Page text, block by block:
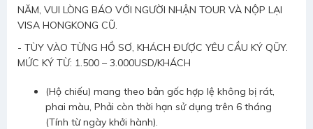
NĂM, VUI LÒNG BÁO VỚI NGƯỜI NHẬN TOUR VÀ NỘP LẠI
VISA HONGKONG CŨ.
- TÙY VÀO TỪNG HỒ SƠ, KHÁCH ĐƯỢC YÊU CẦU KÝ QŨY.
MỨC KÝ TỪ: 1.500 – 3.000USD/KHÁCH
(Hộ chiếu) mang theo bản gốc hợp lệ không bị rát,
phai màu, Phải còn thời hạn sử dụng trên 6 tháng
(Tính từ ngày khởi hành).